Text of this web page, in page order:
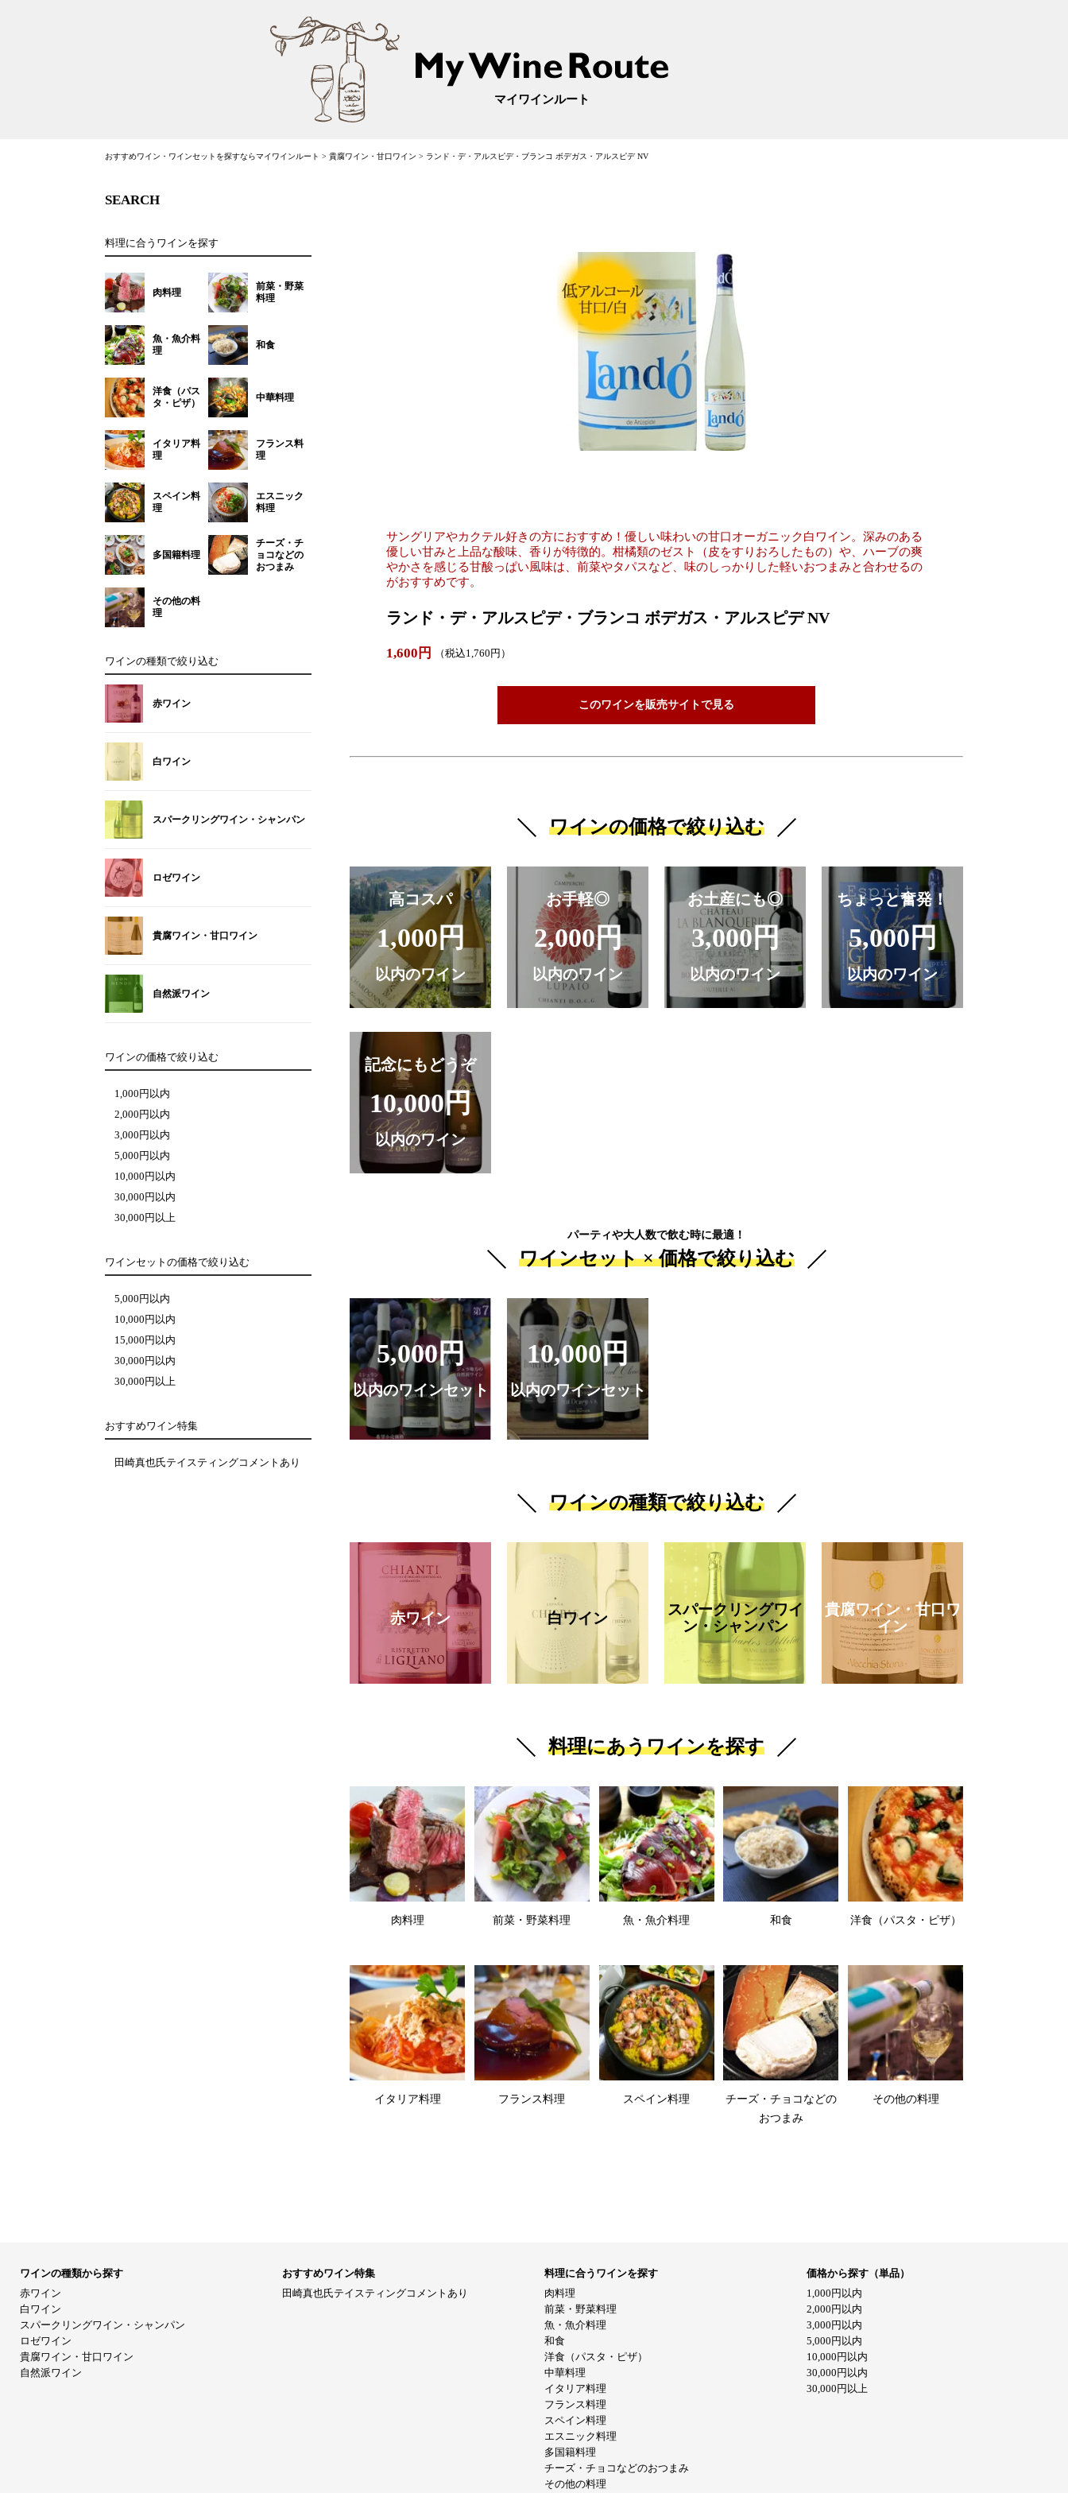
マイワインルート
おすすめワイン・ワインセットを探すならマイワインルート > 貴腐ワイン・甘口ワイン > ランド・デ・アルスピデ・ブランコ ボデガス・アルスピデ NV
SEARCH
料理に合うワインを探す
肉料理
前菜・野菜
料理
魚・魚介料
理
和食
洋食（パス
タ・ピザ）
中華料理
イタリア料
理
フランス料
理
スペイン料
理
エスニック
料理
多国籍料理
チーズ・チ
ョコなどの
おつまみ
その他の料
理
ワインの種類で絞り込む
赤ワイン
白ワイン
スパークリングワイン・シャンパン
ロゼワイン
貴腐ワイン・甘口ワイン
自然派ワイン
ワインの価格で絞り込む
1,000円以内
2,000円以内
3,000円以内
5,000円以内
10,000円以内
30,000円以内
30,000円以上
ワインセットの価格で絞り込む
5,000円以内
10,000円以内
15,000円以内
30,000円以内
30,000円以上
おすすめワイン特集
田崎真也氏テイスティングコメントあり
サングリアやカクテル好きの方におすすめ！優しい味わいの甘口オーガニック白ワイン。深みのある
優しい甘みと上品な酸味、香りが特徴的。柑橘類のゼスト（皮をすりおろしたもの）や、ハーブの爽
やかさを感じる甘酸っぱい風味は、前菜やタパスなど、味のしっかりした軽いおつまみと合わせるの
がおすすめです。
ランド・デ・アルスピデ・ブランコ ボデガス・アルスピデ NV
1,600円 （税込1,760円）
このワインを販売サイトで見る
ワインの価格で絞り込む
高コスパ
1,000円
以内のワイン
お手軽◎
2,000円
以内のワイン
お土産にも◎
3,000円
以内のワイン
ちょっと奮発！
5,000円
以内のワイン
記念にもどうぞ
10,000円
以内のワイン
パーティや大人数で飲む時に最適！
ワインセット ×価格で絞り込む
5,000円
以内のワインセット
10,000円
以内のワインセット
ワインの種類で絞り込む
赤ワイン 白ワイン
スパークリングワイ
ン・シャンパン
貴腐ワイン・甘口ワ
イン
料理にあうワインを探す
肉料理 前菜・野菜料理 魚・魚介料理 和食 洋食（パスタ・ピザ）
イタリア料理 フランス料理 スペイン料理
チーズ・チョコなどの
おつまみ
その他の料理
ワインの種類から探す
赤ワイン
白ワイン
スパークリングワイン・シャンパン
ロゼワイン
貴腐ワイン・甘口ワイン
自然派ワイン
おすすめワイン特集
田崎真也氏テイスティングコメントあり
料理に合うワインを探す
肉料理
前菜・野菜料理
魚・魚介料理
和食
洋食（パスタ・ピザ）
中華料理
イタリア料理
フランス料理
スペイン料理
エスニック料理
多国籍料理
チーズ・チョコなどのおつまみ
その他の料理
価格から探す（単品）
1,000円以内
2,000円以内
3,000円以内
5,000円以内
10,000円以内
30,000円以内
30,000円以上